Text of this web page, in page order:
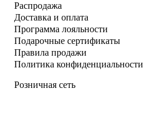
Распродажа
Доставка и оплата
Программа лояльности
Подарочные сертификаты
Правила продажи
Политика конфиденциальности
Розничная сеть